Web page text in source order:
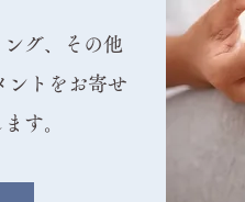
グ、その他
ントをお寄せ
す。